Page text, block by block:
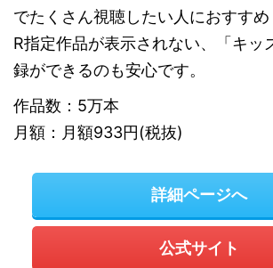
でたくさん視聴したい人におすすめ
R指定作品が表示されない、「キッ
録ができるのも安心です。
作品数：5万本
月額：月額933円(税抜)
詳細ページへ
公式サイト